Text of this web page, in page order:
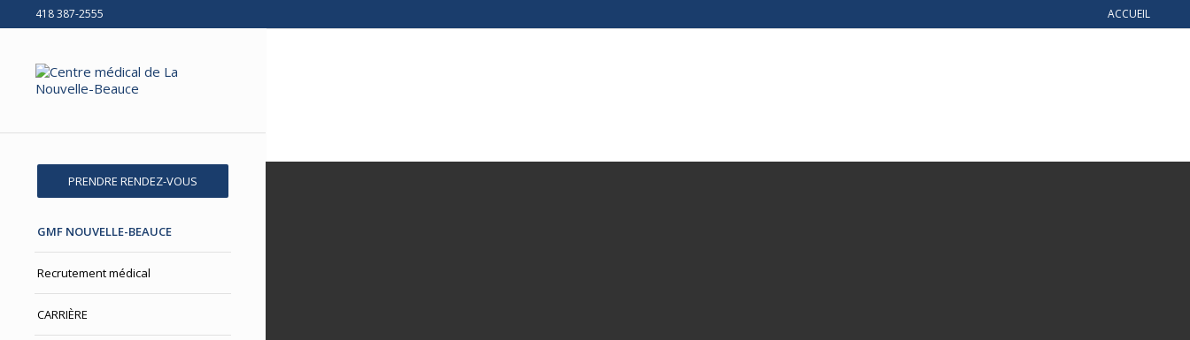
418 387-2555 ACCUEIL
PRENDRE RENDEZ-VOUS
GMF NOUVELLE-BEAUCE
Recrutement médical
CARRIÈRE